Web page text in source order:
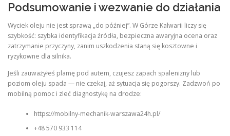
Podsumowanie i wezwanie do działania
Wyciek oleju nie jest sprawą „do później”. W Górze Kalwarii liczy się
szybkość: szybka identyfikacja źródła, bezpieczna awaryjna ocena oraz
zatrzymanie przyczyny, zanim uszkodzenia staną się kosztowne i
ryzykowne dla silnika.
Jeśli zauważyłeś plamę pod autem, czujesz zapach spalenizny lub
poziom oleju spada — nie czekaj, aż sytuacja się pogorszy. Zadzwoń po
mobilną pomoc i zleć diagnostykę na drodze:
https://mobilny-mechanik-warszawa24h.pl/
+48 570 933 114